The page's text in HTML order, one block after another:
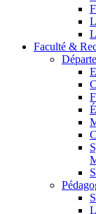
Faculté &